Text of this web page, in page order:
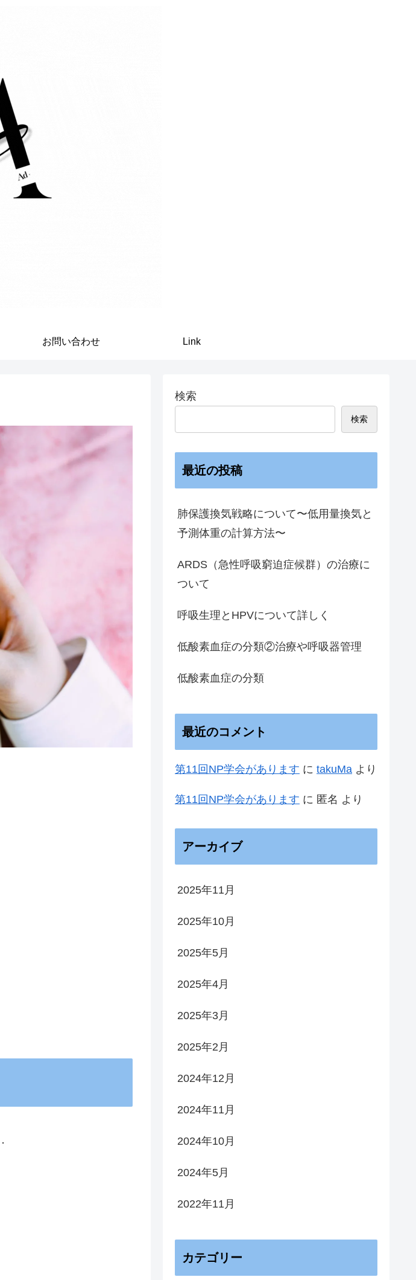
お問い合わせ Link
検索
検索
最近の投稿
肺保護換気戦略について〜低用量換気と
予測体重の計算方法〜
ARDS（急性呼吸窮迫症候群）の治療に
ついて
呼吸生理とHPVについて詳しく
低酸素血症の分類②治療や呼吸器管理
低酸素血症の分類
最近のコメント
第11回NP学会があります に takuMa より
第11回NP学会があります に 匿名 より
アーカイブ
2025年11月
2025年10月
2025年5月
2025年4月
2025年3月
2025年2月
2024年12月
2024年11月
2024年10月
2024年5月
2022年11月
カテゴリー